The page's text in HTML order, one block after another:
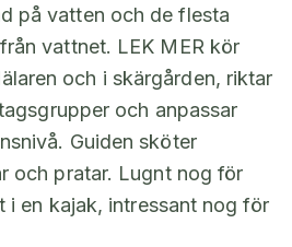
på vatten och de flesta
vattnet. LEK MER kör
och i skärgården, riktar
och anpassar
Guiden sköter
och pratar. Lugnt nog för
i en kajak, intressant nog för